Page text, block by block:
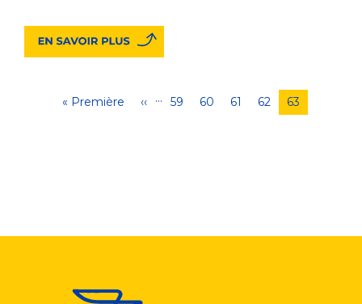
PaginationPremière
« Première
Page
‹‹ … Page
59 Page
60 Page
61 Page
62
Page
courante
63